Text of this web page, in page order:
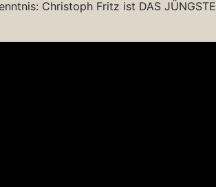
Christoph Fritz ist DAS JÜNGSTE